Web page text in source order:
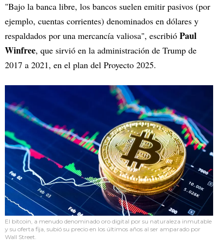
"Bajo la banca libre, los bancos suelen emitir pasivos (por
ejemplo, cuentas corrientes) denominados en dólares y
respaldados por una mercancía valiosa", escribió Paul
Winfree, que sirvió en la administración de Trump de
2017 a 2021, en el plan del Proyecto 2025.
El bitcoin, a menudo denominado oro digital por su naturaleza inmutable
y su oferta fija, subió su precio en los últimos años al ser amparado por
Wall Street.